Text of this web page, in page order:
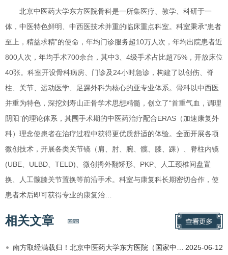
北京中医药大学东方医院骨科是一所集医疗、教学、科研于一
体，中医特色鲜明、中西医技术并重的临床重点科室。科室秉承“患者
至上，精益求精”的使命，年均门诊服务超10万人次，年均出院患者近
800人次，年均手术700余台，其中3、4级手术占比超75%，开放床位
40张。科室开设骨科病房、门诊及24小时急诊，构建了以创伤、脊
柱、关节、运动医学、足踝外科为核心的亚专业体系。骨科以中西医
并重为特色，深挖刘寿山正骨学术思想精髓，创立了“首重气血，调理
阴阳”的理论体系，其围手术期的中医药治疗配合ERAS（加速康复外
科）理念使患者在治疗过程中获得更优质舒适的体验。全面开展各项
微创技术，开展各类关节镜（肩、肘、腕、髋、膝、踝）、脊柱内镜
(UBE、ULBD、TELD)、微创拇外翻矫形、PKP、人工颈椎间盘置
换、人工髋膝关节置换等前沿手术。科室与康复科长期密切合作，使
患者术后即可获得专业的康复治…
相关文章
2025-06-12
南方取经满载归！北京中医药大学东方医院（国家中医康复中心）擘画中西医康复融合新蓝图